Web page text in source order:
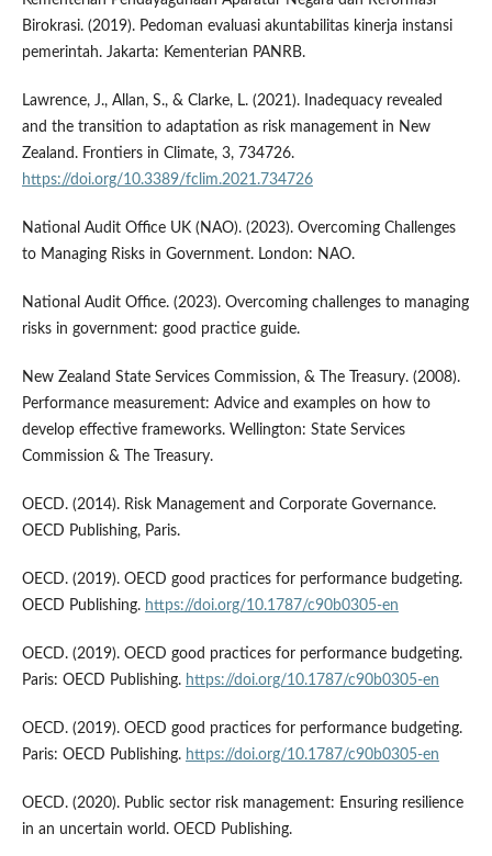
Birokrasi. (2019). Pedoman evaluasi akuntabilitas kinerja instansi
pemerintah. Jakarta: Kementerian PANRB.
Lawrence, J., Allan, S., & Clarke, L. (2021). Inadequacy revealed
and the transition to adaptation as risk management in New
Zealand. Frontiers in Climate, 3, 734726.
https://doi.org/10.3389/fclim.2021.734726
National Audit Office UK (NAO). (2023). Overcoming Challenges
to Managing Risks in Government. London: NAO.
National Audit Office. (2023). Overcoming challenges to managing
risks in government: good practice guide.
New Zealand State Services Commission, & The Treasury. (2008).
Performance measurement: Advice and examples on how to
develop effective frameworks. Wellington: State Services
Commission & The Treasury.
OECD. (2014). Risk Management and Corporate Governance.
OECD Publishing, Paris.
OECD. (2019). OECD good practices for performance budgeting.
OECD Publishing. https://doi.org/10.1787/c90b0305-en
OECD. (2019). OECD good practices for performance budgeting.
Paris: OECD Publishing. https://doi.org/10.1787/c90b0305-en
OECD. (2019). OECD good practices for performance budgeting.
Paris: OECD Publishing. https://doi.org/10.1787/c90b0305-en
OECD. (2020). Public sector risk management: Ensuring resilience
in an uncertain world. OECD Publishing.